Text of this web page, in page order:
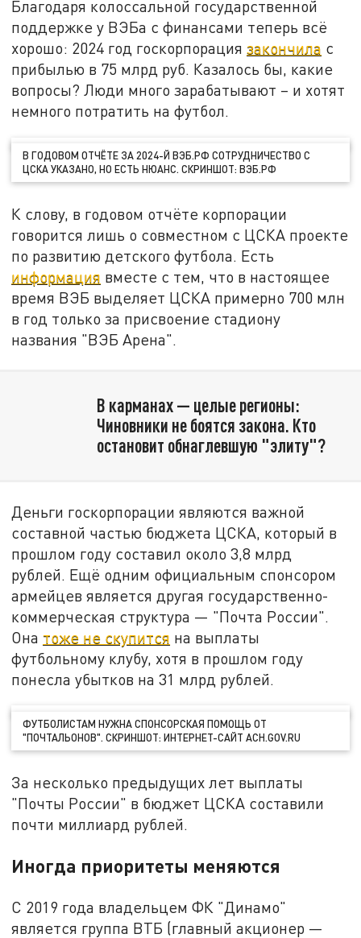
Благодаря колоссальной государственной
поддержке у ВЭБа с финансами теперь всё
хорошо: 2024 год госкорпорациязакончила с
прибылью в 75 млрд руб. Казалось бы, какие
вопросы? Люди много зарабатывают – и хотят
немного потратить на футбол.
В ГОДОВОМ ОТЧЁТЕ ЗА 2024-Й ВЭБ.РФ СОТРУДНИЧЕСТВО С
ЦСКА УКАЗАНО, НО ЕСТЬ НЮАНС. СКРИНШОТ: ВЭБ.РФ
К слову, в годовом отчёте корпорации
говорится лишь о совместном с ЦСКА проекте
по развитию детского футбола. Есть
информация вместе с тем, что в настоящее
время ВЭБ выделяет ЦСКА примерно 700 млн
в год только за присвоение стадиону
названия "ВЭБ Арена".
В карманах — целые регионы:
Чиновники не боятся закона. Кто
остановит обнаглевшую "элиту"?
Деньги госкорпорации являются важной
составной частью бюджета ЦСКА, который в
прошлом году составил около 3,8 млрд
рублей. Ещё одним официальным спонсором
армейцев является другая государственно-
коммерческая структура — "Почта России".
Она тоже не скупится на выплаты
футбольному клубу, хотя в прошлом году
понесла убытков на 31 млрд рублей.
ФУТБОЛИСТАМ НУЖНА СПОНСОРСКАЯ ПОМОЩЬ ОТ
"ПОЧТАЛЬОНОВ". СКРИНШОТ: ИНТЕРНЕТ-САЙТ ACH.GOV.RU
За несколько предыдущих лет выплаты
"Почты России" в бюджет ЦСКА составили
почти миллиард рублей.
Иногда приоритеты меняются
С 2019 года владельцем ФК "Динамо"
является группа ВТБ (главный акционер —